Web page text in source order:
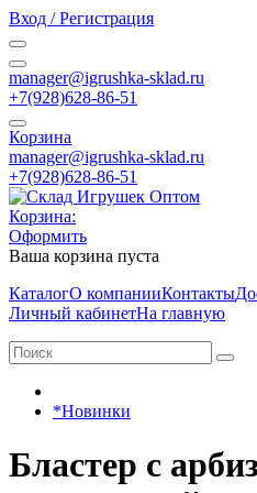
Вход / Регистрация
manager@igrushka-sklad.ru
+7(928)628-86-51
Корзина
manager@igrushka-sklad.ru
+7(928)628-86-51
Корзина:
Оформить
Ваша корзина пуста
КаталогО компанииКонтакты
Личный кабинетНа главную
*Новинки
Бластер с